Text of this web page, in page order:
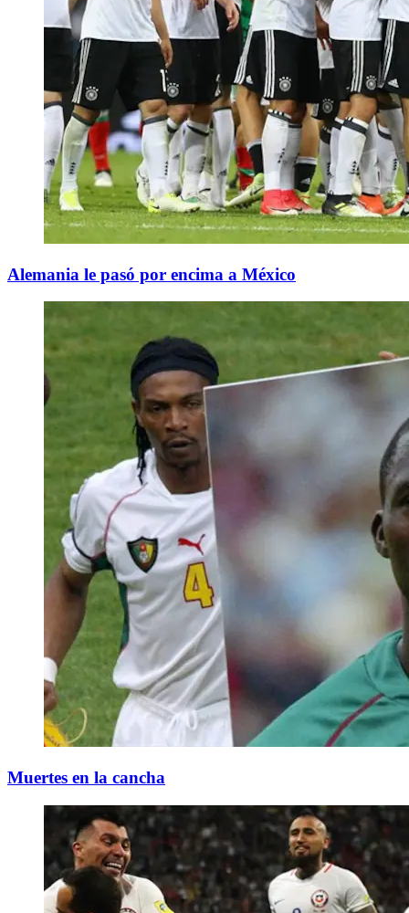
Alemania le pasó por encima a México
Muertes en la cancha